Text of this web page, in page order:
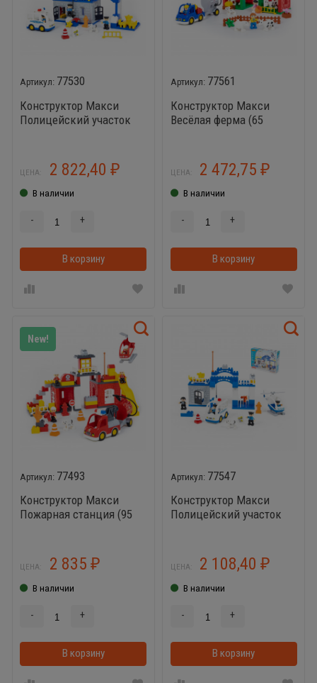
77530
Конструктор Макси
Полицейский участок
ЦЕНА: 2 822,40 ₽
В наличии
- +
В корзину В корзинке
77561
Конструктор Макси
Весёлая ферма (65
ЦЕНА: 2 472,75₽
В наличии
- +
В корзину
New!
77493
Конструктор Макси
Пожарная станция (95
ЦЕНА: 2 835 ₽
В наличии
- +
В корзину В корзинке
77547
Конструктор Макси
Полицейский участок
ЦЕНА: 2 108,40₽
В наличии
- +
В корзину